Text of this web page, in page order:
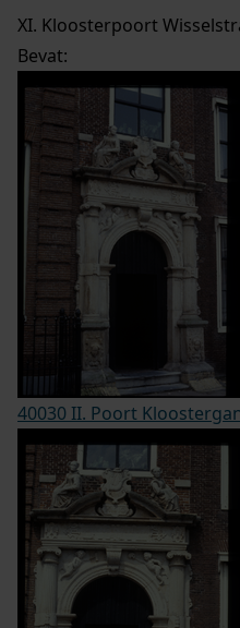
XI. Kloosterpoort
Bevat:
40030 II. Poort